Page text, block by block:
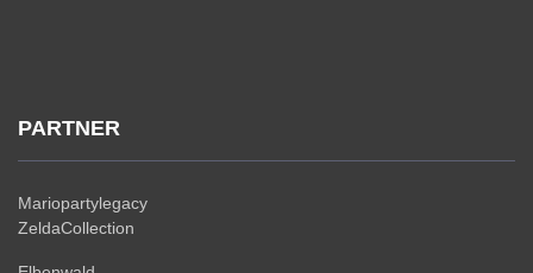
PARTNER
Mariopartylegacy
ZeldaCollection